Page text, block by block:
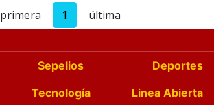
primera 1 última
Sepelios
Deportes
Tecnología
Linea Abierta